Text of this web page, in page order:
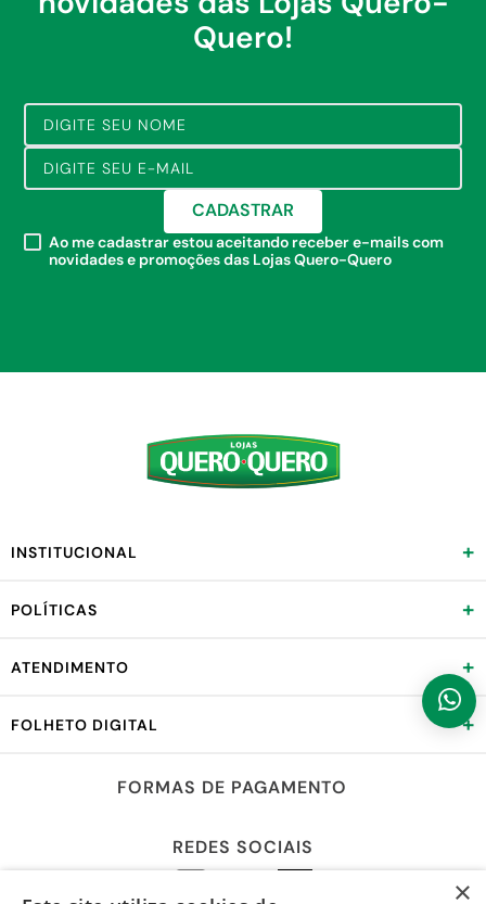
Quero!
CADASTRAR
Ao me cadastrar estou aceitando receber e-mails com
novidades e promoções das Lojas Quero-Quero
INSTITUCIONAL +
POLÍTICAS +
ATENDIMENTO +
FOLHETO DIGITAL +
FORMAS DE PAGAMENTO
REDES SOCIAIS
×